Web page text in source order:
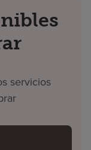
servicios